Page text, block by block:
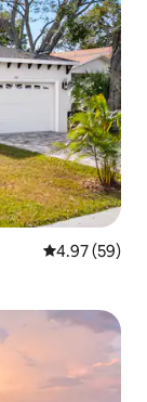
平均评分
4.97 (59)